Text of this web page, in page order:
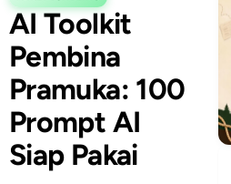
AI Toolkit
Pembina
Pramuka: 100
Prompt AI
Siap Pakai